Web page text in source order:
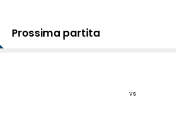
Prossima partita
vs